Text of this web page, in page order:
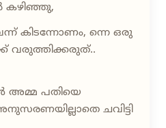
കഴിഞ്ഞു,
കിടന്നോണം, ന്നെ ഒരു
വരുത്തിക്കരുത്..
അമ്മ പതിയെ
ചവിട്ടി